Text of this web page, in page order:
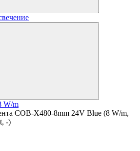
W/m
COB-X480-8mm 24V Blue (8 W/m,
-)